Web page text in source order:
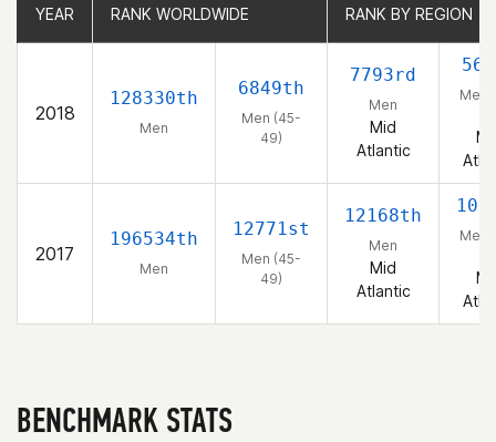
YEAR RANK WORLDWIDE RANK BY REGION
2018
128330th
Men
6849th
Men (45-
49)
7793rd
Men
Mid
Atlantic
Men
2017
196534th
Men
12771st
Men (45-
49)
12168th
Men
Mid
Atlantic
Men
YEAR RANK WORLDWIDE RANK BY REGION
BENCHMARK STATS